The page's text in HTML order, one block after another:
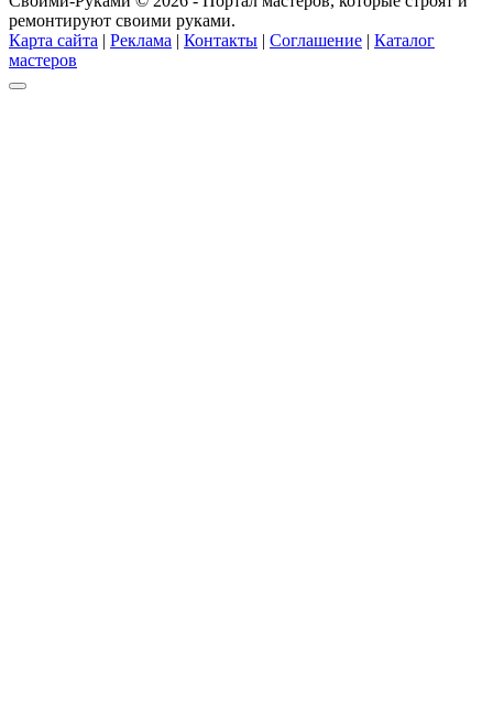
ремонтируют своими руками.
Карта сайта | Реклама | Контакты | Соглашение | Каталог
мастеров